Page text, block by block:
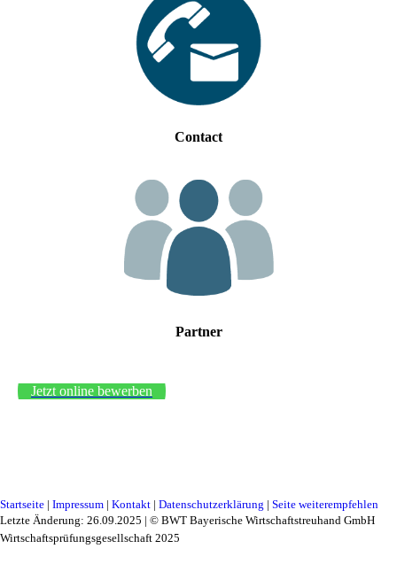
Contact
Partner
Jetzt online bewerben
Startseite | Impressum | Kontakt | Datenschutzerklärung | Seite weiterempfehlen
Letzte Änderung: 26.09.2025 | © BWT Bayerische Wirtschaftstreuhand GmbH
Wirtschaftsprüfungsgesellschaft 2025